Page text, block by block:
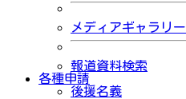
メディアギャラリー
報道資料検索
各種申請
後援名義